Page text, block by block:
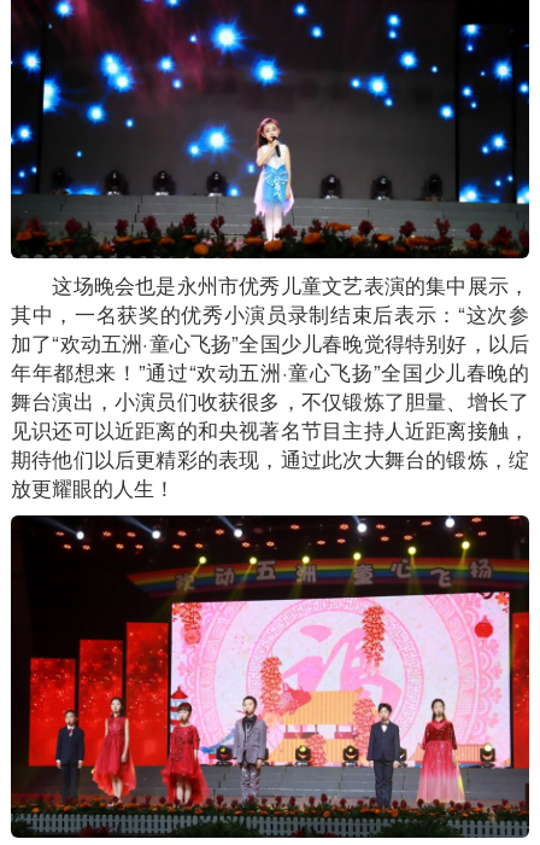
这场晚会也是永州市优秀儿童文艺表演的集中展示，
其中，一名获奖的优秀小演员录制结束后表示：“这次参
加了“欢动五洲·童心飞扬”全国少儿春晚觉得特别好，以后
年年都想来！”通过“欢动五洲·童心飞扬”全国少儿春晚的
舞台演出，小演员们收获很多，不仅锻炼了胆量、增长了
见识还可以近距离的和央视著名节目主持人近距离接触，
期待他们以后更精彩的表现，通过此次大舞台的锻炼，绽
放更耀眼的人生！